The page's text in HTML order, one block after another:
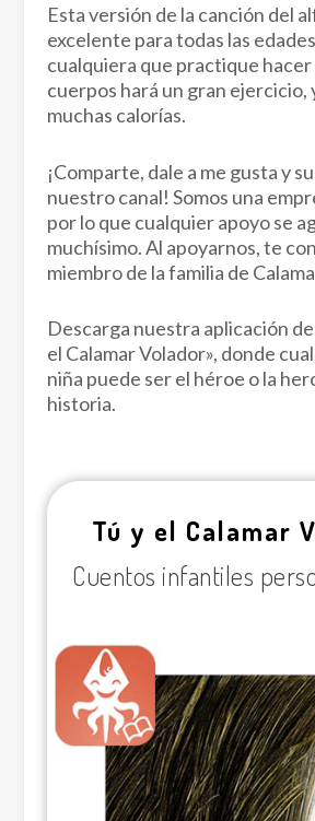
Esta versión de la canción del
excelente para todas las
cualquiera que practique hacer
cuerpos hará un gran ejercicio,
muchas calorías.
¡Comparte, dale a me gusta y
nuestro canal! Somos una
por lo que cualquier apoyo se
muchísimo. Al apoyarnos, te
miembro de la familia de
Descarga nuestra aplicación
el Calamar Volador», donde
niña puede ser el héroe o la
historia.
Tú y el Calamar
Cuentos infantiles